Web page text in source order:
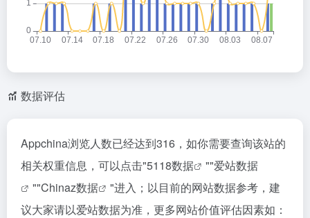
数据评估
Appchina浏览人数已经达到316，如你需要查询该站的
相关权重信息，可以点击"5118数据 ""爱站数据
""Chinaz数据
"进入；以目前的网站数据参考，建
议大家请以爱站数据为准，更多网站价值评估因素如：